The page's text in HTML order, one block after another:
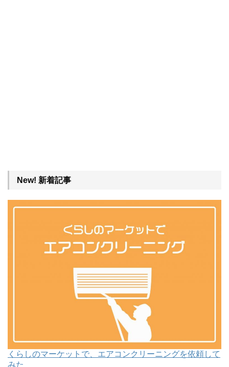
New! 新着記事
くらしのマーケットで、エアコンクリーニングを依頼して
みた